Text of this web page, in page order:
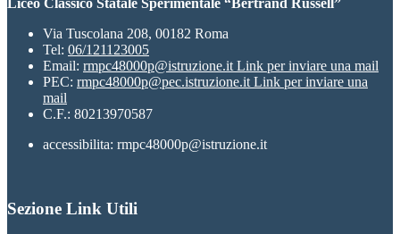
Via Tuscolana 208, 00182 Roma
Tel: 06/121123005
Email: rmpc48000p@istruzione.it Link per inviare una mail
PEC: rmpc48000p@pec.istruzione.it Link per inviare una
mail
C.F.: 80213970587
accessibilita: rmpc48000p@istruzione.it
Sezione Link Utili